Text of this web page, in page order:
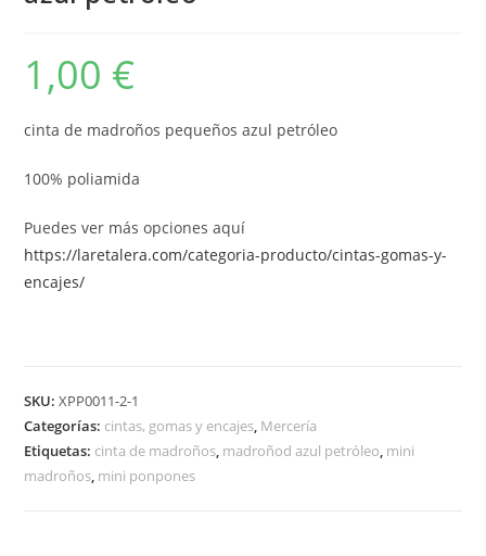
1,00 €
cinta de madroños pequeños azul petróleo
100% poliamida
Puedes ver más opciones aquí
https://laretalera.com/categoria-producto/cintas-gomas-y-
encajes/
SKU:XPP0011-2-1
Categorías: cintas, gomas y encajes, Mercería
Etiquetas: cinta de madroños, madroñod azul petróleo, mini
madroños, mini ponpones